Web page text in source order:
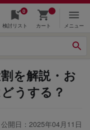
0
検討リスト カート メニュー
を解説・お
うする？
公開日：2025年04月11日